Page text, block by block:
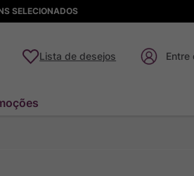
SELECIONADOS
Lista de desejos